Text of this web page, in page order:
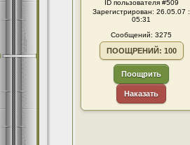
ID пользователя #509
Зарегистрирован: 26.05.07 :
05:31
Сообщений: 3275
ПООЩРЕНИЙ: 100
Поощрить
Наказать